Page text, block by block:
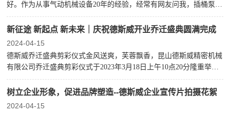
好。作为从事气动机械设备20年的经验，经常有网友问我，插桶泵的
价格，插桶泵哪个品牌比较好等一些问题，就插桶泵种类区分来说，
一般有气动插桶泵与电动插桶泵之分，因为带动的方式不同，涉及的
新征途 新起点 新未来｜庆祝德斯威开业乔迁盛典圆满完成
2024-04-15
德斯威乔迁盛典剪彩仪式金风送爽，芙蓉飘香，昆山德斯威精密机械
有限公司乔迁盛典剪彩仪式于2023年3月18日上午10点20分隆重举
行，德斯威创始人叶力强先生、财务总监王女士与德斯威全体员工共
同见证公司新征程的开启！&
树立企业形象，促进品牌塑造--德斯威企业宣传片拍摄花絮
2024-04-15